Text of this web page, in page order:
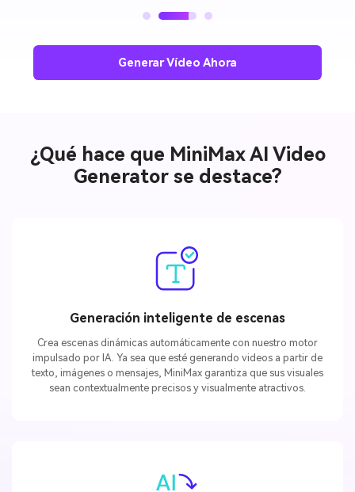
Generar Vídeo Ahora
Generator se destace?
Crea escenas dinámicas automáticamente con nuestro motor
impulsado por IA. Ya sea que esté generando videos a partir de
texto, imágenes o mensajes, MiniMax garantiza que sus visuales
sean contextualmente precisos y visualmente atractivos.
Crea imágenes IA
ilimitadas. 100 %
gratis!
Empieza Gratis→